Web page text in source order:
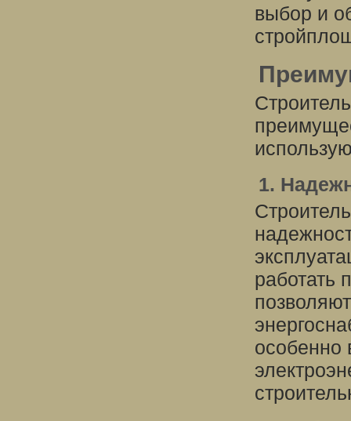
выбор и
1.
работать
особенно